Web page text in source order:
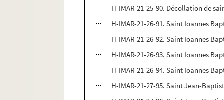
H-IMAR-21-25-90. Décollation de
H-IMAR-21-26-91. Saint Ioannes
H-IMAR-21-26-92. Saint Ioannes
H-IMAR-21-26-93. Saint Ioannes
H-IMAR-21-26-94. Saint Ioannes
H-IMAR-21-27-95. Saint Jean-